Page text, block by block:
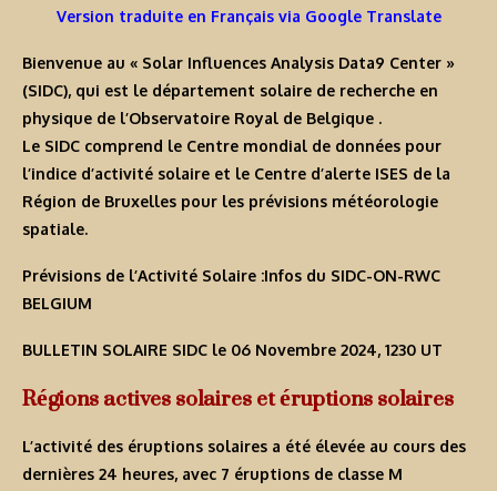
Version traduite en Français via Google Translate
Bienvenue au « Solar Influences Analysis Data9 Center »
(SIDC), qui est le département solaire de recherche en
physique de l’Observatoire Royal de Belgique .
Le SIDC comprend le Centre mondial de données pour
l’indice d’activité solaire et le Centre d’alerte ISES de la
Région de Bruxelles pour les prévisions météorologie
spatiale.
Prévisions de l’Activité Solaire :Infos du SIDC-ON-RWC
BELGIUM
BULLETIN SOLAIRE SIDC le 06 Novembre 2024, 1230 UT
Régions actives solaires et éruptions solaires
L’activité des éruptions solaires a été élevée au cours des
dernières 24 heures, avec 7 éruptions de classe M